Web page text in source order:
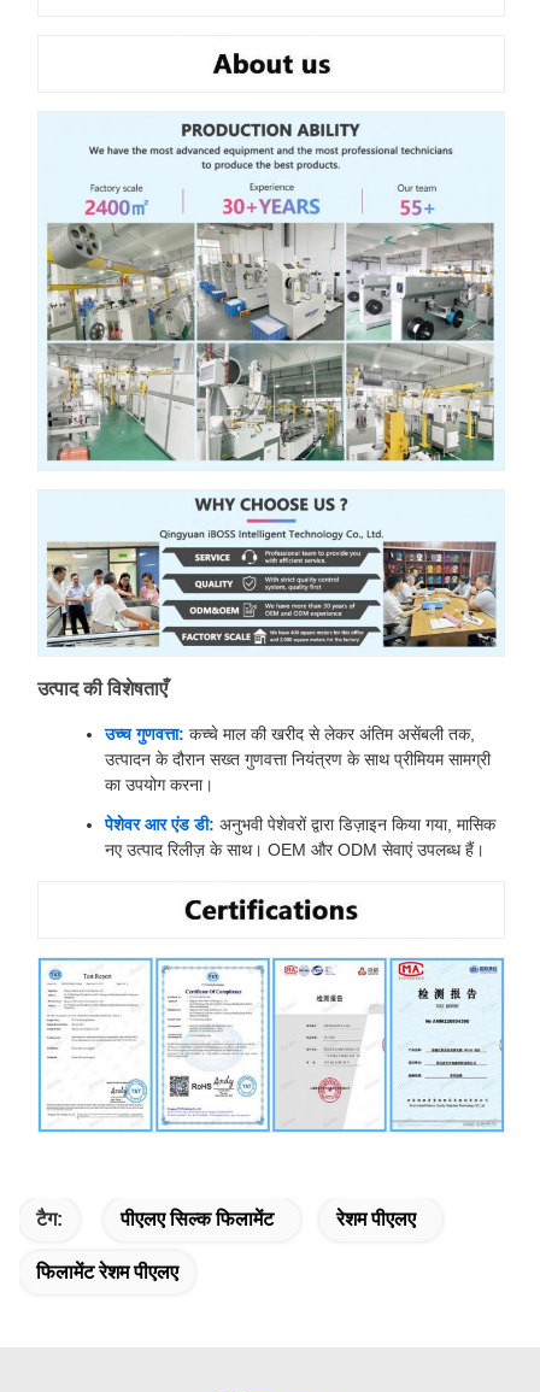
उत्पाद की विशेषताएँ
उच्च गुणवत्ता: कच्चे माल की खरीद से लेकर अंतिम असेंबली तक,
उत्पादन के दौरान सख्त गुणवत्ता नियंत्रण के साथ प्रीमियम सामग्री
का उपयोग करना।
पेशेवर आर एंड डी: अनुभवी पेशेवरों द्वारा डिज़ाइन किया गया, मासिक
नए उत्पाद रिलीज़ के साथ। OEM और ODM सेवाएं उपलब्ध हैं।
टैग: पीएलए सिल्क फिलामेंट रेशम पीएलए
फिलामेंट रेशम पीएलए